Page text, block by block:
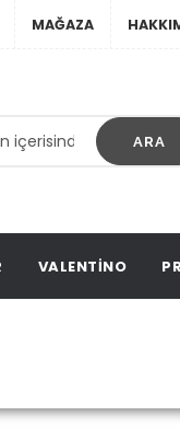
MAĞAZA
ARA
VALENTINO